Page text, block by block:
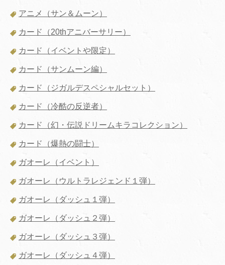
アニメ（サン＆ムーン）
カード（20thアニバーサリー）
カード（イベントや限定）
カード（サンムーン編）
カード（ジガルデスペシャルセット）
カード（冷酷の反逆者）
カード（幻・伝説ドリームキラコレクション）
カード（爆熱の闘士）
ガオーレ（イベント）
ガオーレ（ウルトラレジェンド１弾）
ガオーレ（ダッシュ１弾）
ガオーレ（ダッシュ２弾）
ガオーレ（ダッシュ３弾）
ガオーレ（ダッシュ４弾）